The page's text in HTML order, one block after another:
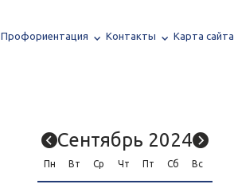
Профориентация Контакты Карта сайта
Сентябрь 2024
Пн Вт Ср Чт Пт Сб Вс